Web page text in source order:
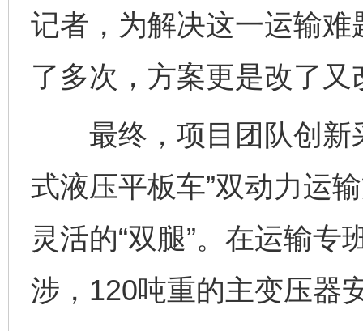
记者，为解决这一运输
了多次，方案更是改了又
最终，项目团队创新
式液压平板车”双动力运
灵活的“双腿”。在运输
涉，120吨重的主变压器